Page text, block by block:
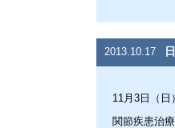
2013.10.17
11月3日（
関節疾患治